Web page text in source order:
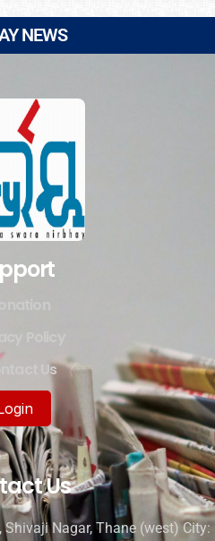
NEWS
Policy
Us
Us
Nagar, Thane (west) City: